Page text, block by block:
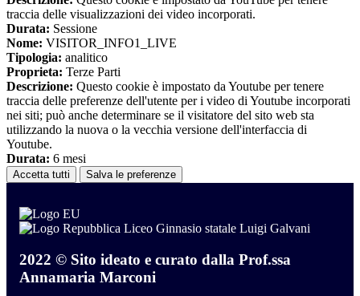
traccia delle visualizzazioni dei video incorporati.
Durata: Sessione
Nome: VISITOR_INFO1_LIVE
Tipologia: analitico
Proprieta: Terze Parti
Descrizione: Questo cookie è impostato da Youtube per tenere
traccia delle preferenze dell'utente per i video di Youtube incorporati
nei siti; può anche determinare se il visitatore del sito web sta
utilizzando la nuova o la vecchia versione dell'interfaccia di
Youtube.
Durata: 6 mesi
Accetta tutti Salva le preferenze
Liceo Ginnasio statale Luigi Galvani
2022 © Sito ideato e curato dalla Prof.ssa
Annamaria Marconi